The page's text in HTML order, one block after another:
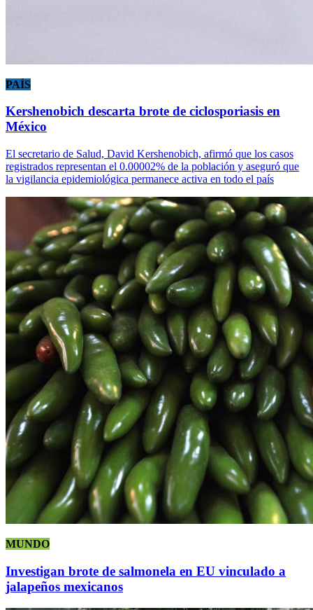
PAÍS
Kershenobich descarta brote de ciclosporiasis en
México
El secretario de Salud, David Kershenobich, afirmó que los casos
registrados representan el 0.00002% de la población y aseguró que
la vigilancia epidemiológica permanece activa en todo el país
MUNDO
Investigan brote de salmonela en EU vinculado a
jalapeños mexicanos